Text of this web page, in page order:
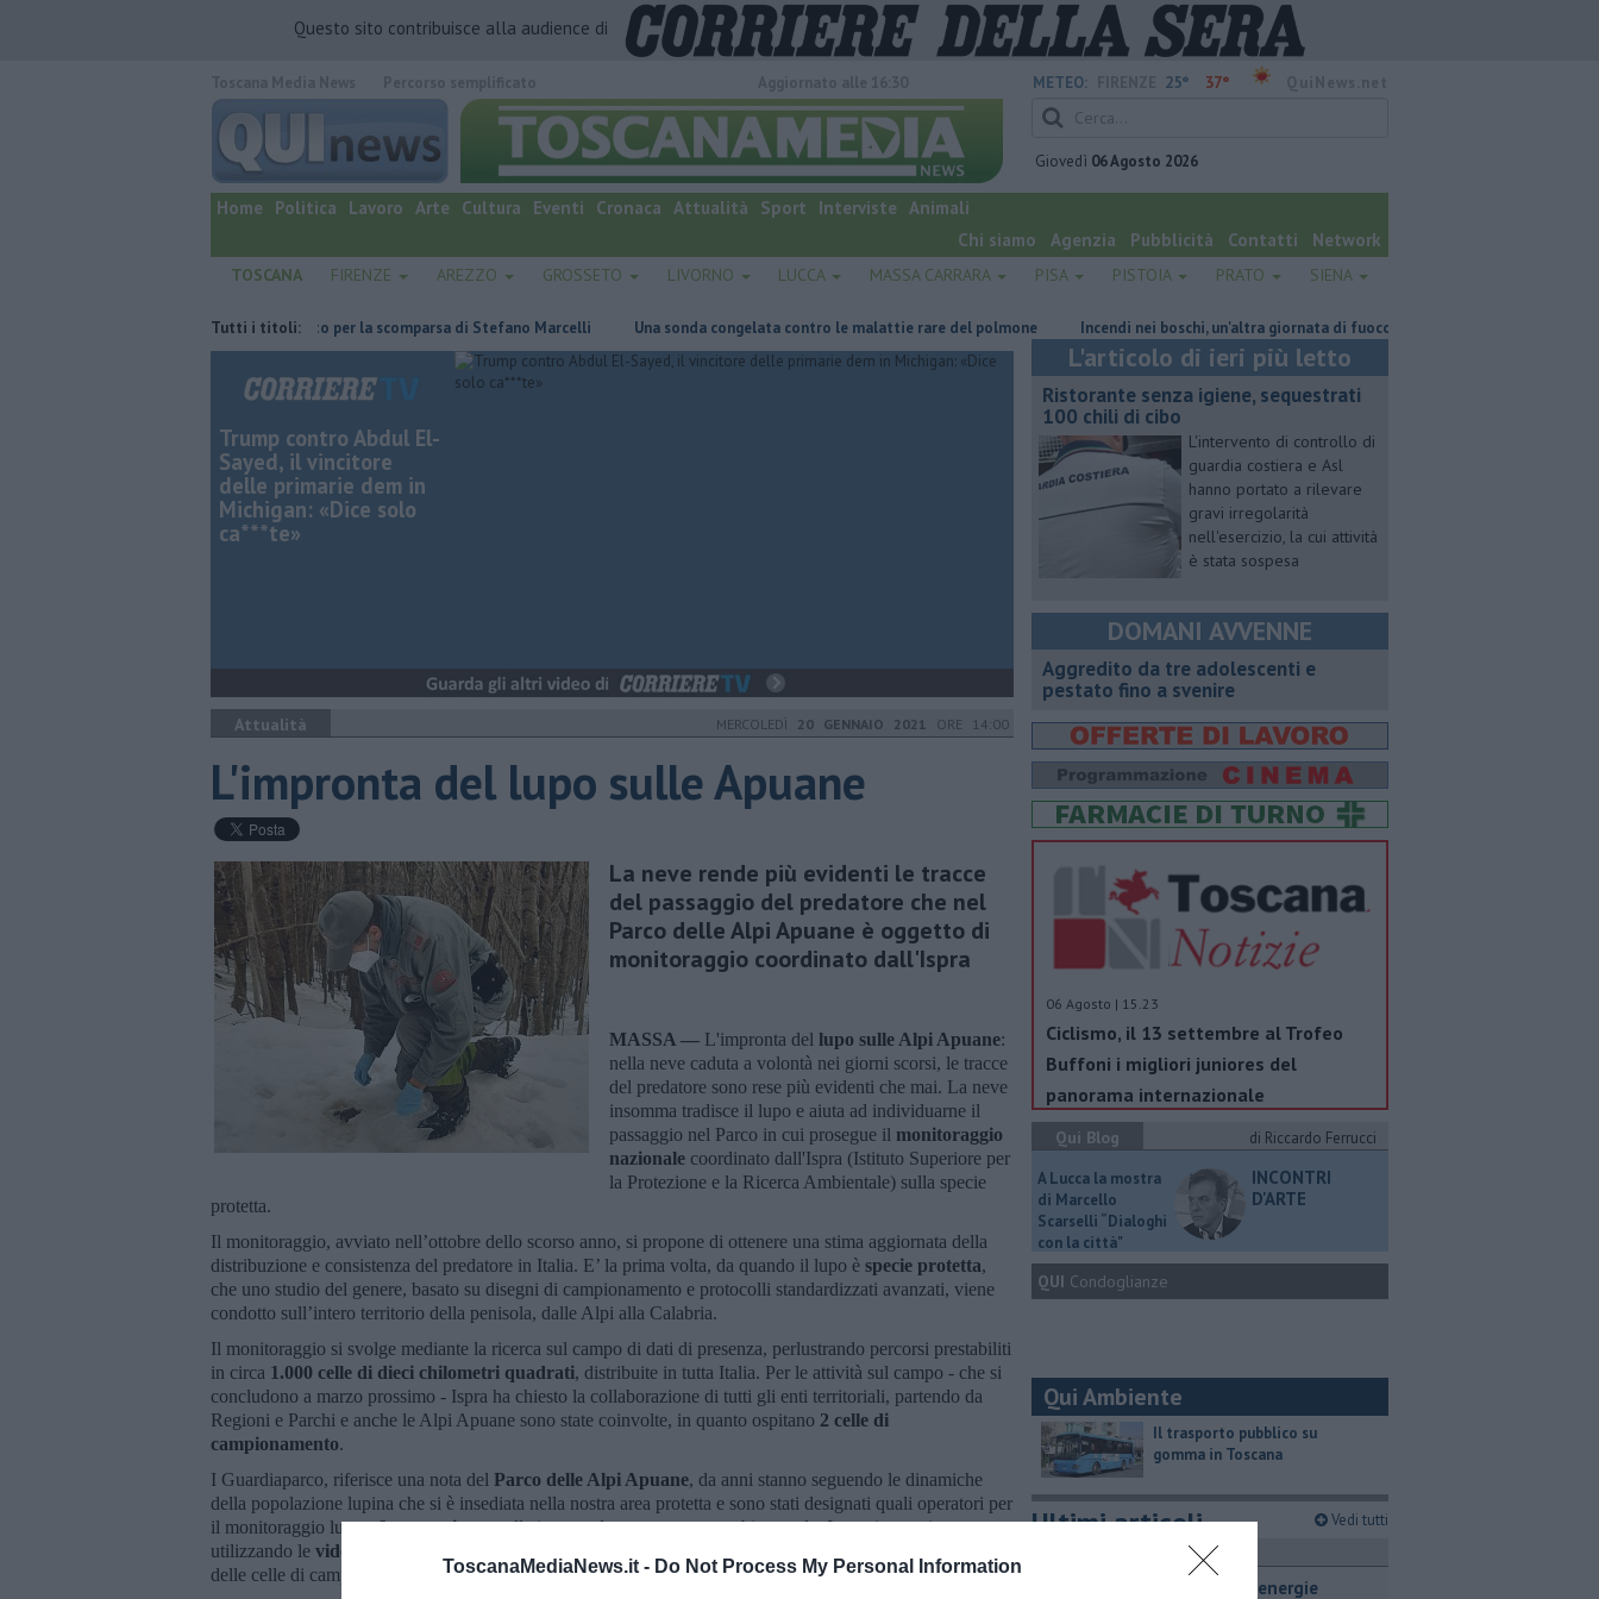
ToscanaMediaNews.it - Do Not Process My Personal Information
Questo sito contribuisce alla audience di
quotidiano online.
METEO: 25° 37°
Giovedì 06 Agosto 2026
Home Politica Lavoro Arte Cultura Eventi Cronaca Attualità Sport Interviste Animali
Chi siamo
Agenzia Pubblicità Contatti Network
TOSCANA FIRENZE AREZZO GROSSETO LIVORNO LUCCA MASSA CARRARA PISA PISTOIA PRATO SIENA
Tutti i titoli:
Giornalismo in lutto per la scomparsa di Stefano Marcelli Una sonda congelata contro le malattie rare del polmone Incendi nei boschi, un'altra giornata di fuoco Hub delle energie rinnovabili
Trump contro Abdul El-
Sayed, il vincitore
delle primarie dem in
Michigan: «Dice solo
ca***te»
Attualità MERCOLEDÌ 20 GENNAIO 2021 ORE 14:00
L'impronta del lupo sulle Apuane
La neve rende più evidenti le tracce
del passaggio del predatore che nel
Parco delle Alpi Apuane è oggetto di
monitoraggio coordinato dall'Ispra
MASSA — L'impronta del lupo sulle Alpi Apuane:
nella neve caduta a volontà nei giorni scorsi, le tracce
del predatore sono rese più evidenti che mai. La neve
insomma tradisce il lupo e aiuta ad individuarne il
passaggio nel Parco in cui prosegue il monitoraggio
nazionale coordinato dall'Ispra (Istituto Superiore per
la Protezione e la Ricerca Ambientale) sulla specie
protetta.
Il monitoraggio, avviato nell’ottobre dello scorso anno, si propone di ottenere una stima aggiornata della
distribuzione e consistenza del predatore in Italia. E’ la prima volta, da quando il lupo è specie protetta,
che uno studio del genere, basato su disegni di campionamento e protocolli standardizzati avanzati, viene
condotto sull’intero territorio della penisola, dalle Alpi alla Calabria.
Il monitoraggio si svolge mediante la ricerca sul campo di dati di presenza, perlustrando percorsi prestabiliti
in circa 1.000 celle di dieci chilometri quadrati, distribuite in tutta Italia. Per le attività sul campo - che si
concludono a marzo prossimo - Ispra ha chiesto la collaborazione di tutti gli enti territoriali, partendo da
Regioni e Parchi e anche le Alpi Apuane sono state coinvolte, in quanto ospitano 2 celle di
campionamento.
I Guardiaparco, riferisce una nota del Parco delle Alpi Apuane, da anni stanno seguendo le dinamiche
della popolazione lupina che si è insediata nella nostra area protetta e sono stati designati quali operatori per
il monitoraggio lungo6 percorsi, controllati con cadenza quantomeno bimestrale. In aggiunta, si stanno
utilizzando le video-fototrappole
delle celle di campionamento.
L'articolo di ieri più letto
Ristorante senza igiene, sequestrati
100 chili di cibo
L'intervento di controllo di
guardia costiera e Asl
hanno portato a rilevare
gravi irregolarità
nell'esercizio, la cui attività
è stata sospesa
DOMANI AVVENNE
Aggredito da tre adolescenti e
pestato fino a svenire
06 Agosto | 15.23
Ciclismo, il 13 settembre al Trofeo
Buffoni i migliori juniores del
panorama internazionale
Qui Blog
di Riccardo Ferrucci
A Lucca la mostra
di Marcello
Scarselli “Dialoghi
con la città"
INCONTRI
D'ARTE
QUI Condoglianze
Qui Ambiente
​Il trasporto pubblico su
gomma in Toscana
Ultimi articoli Vedi tutti
Hub delle energie